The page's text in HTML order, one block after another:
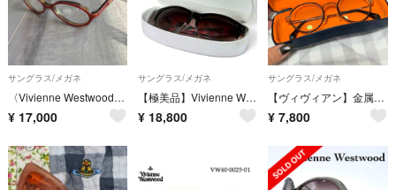
サングラス/メガネ
〈Vivienne Westwood〉オールドヴィヴィアン メガネフレーム 赤
¥ 17,000
サングラス/メガネ
【極美品】Vivienne Westwoo ヴィヴィアンウエストウッド ウッド サングラス オーブ ケース付 遮光 眼鏡
¥ 18,800
サングラス/メガネ
【ヴィヴィアン】金属メガネフレーム べっ甲柄 べっこう ゴールドオーブ
¥ 7,800